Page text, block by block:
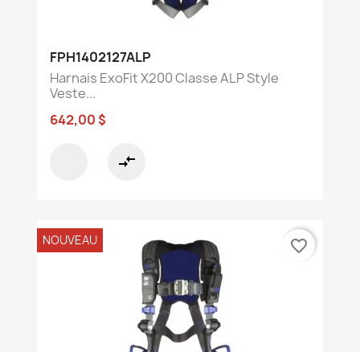
FPH1402127ALP
Harnais ExoFit X200 Classe ALP Style
Veste...
642,00 $
compare_arrows
NOUVEAU favorite_border